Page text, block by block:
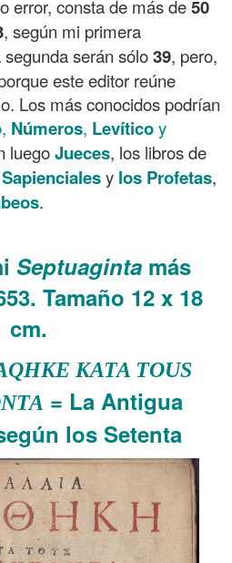
error, consta de más de50
, según mi primera
segunda serán sólo39, pero,
este editor reúne
Los más conocidos podrían
, Números, Levíticoy
luegoJueces, los libros de
Sapiencialesy los Profetas,
.
Septuaginta más
Tamaño 12 x 18
cm.
KATA TOUS
= La Antigua
los Setenta